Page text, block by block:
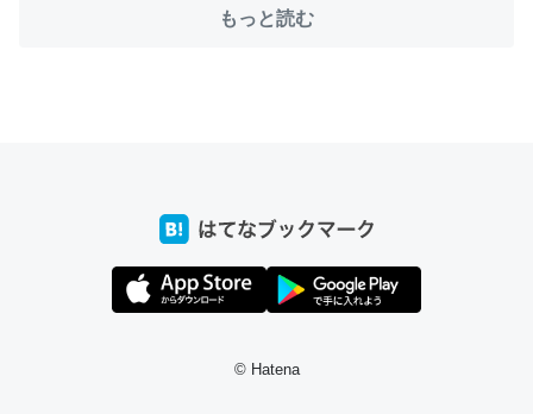
とかSpotifyを支払う孝行もできる。一生で親と会える残
私も3年前ぐらいに祖母の家に設置した。ポケットWifiみ
たいなのでネット環境作ったけどAlexaしか使わないので
https://toyoshi.hatenablog.com/entry/2019/05/15/1805
もっと読む
© Hatena